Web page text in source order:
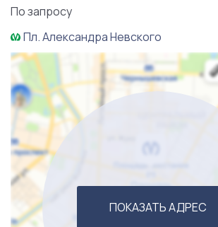
По запросу
Пл. Александра Невского
ПОКАЗАТЬ АДРЕС